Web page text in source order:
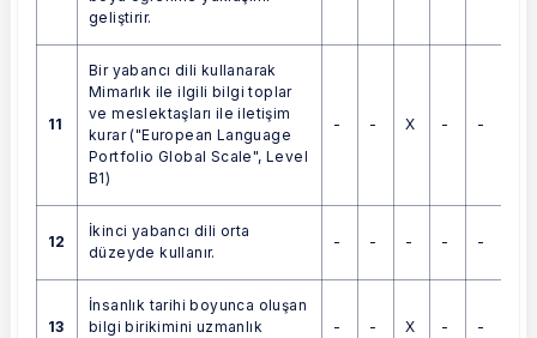
geliştirir.
11
Bir yabancı dili kullanarak
Mimarlık ile ilgili bilgi toplar
ve meslektaşları ile iletişim
kurar ("European Language
Portfolio Global Scale", Level
B1)
- - X - -
12
İkinci yabancı dili orta
düzeyde kullanır.
- - - - -
13
İnsanlık tarihi boyunca oluşan
bilgi birikimini uzmanlık
- - X - -